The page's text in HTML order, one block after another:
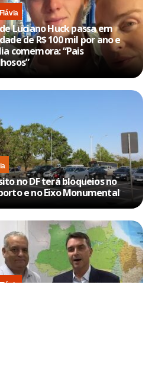
Luciano Huck passa em
de R$ 100 mil por ano e
comemora: “Pais
no DF terá bloqueios no
e no Eixo Monumental